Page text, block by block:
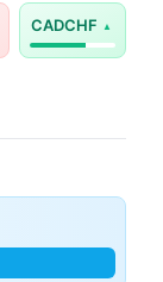
CADCHF